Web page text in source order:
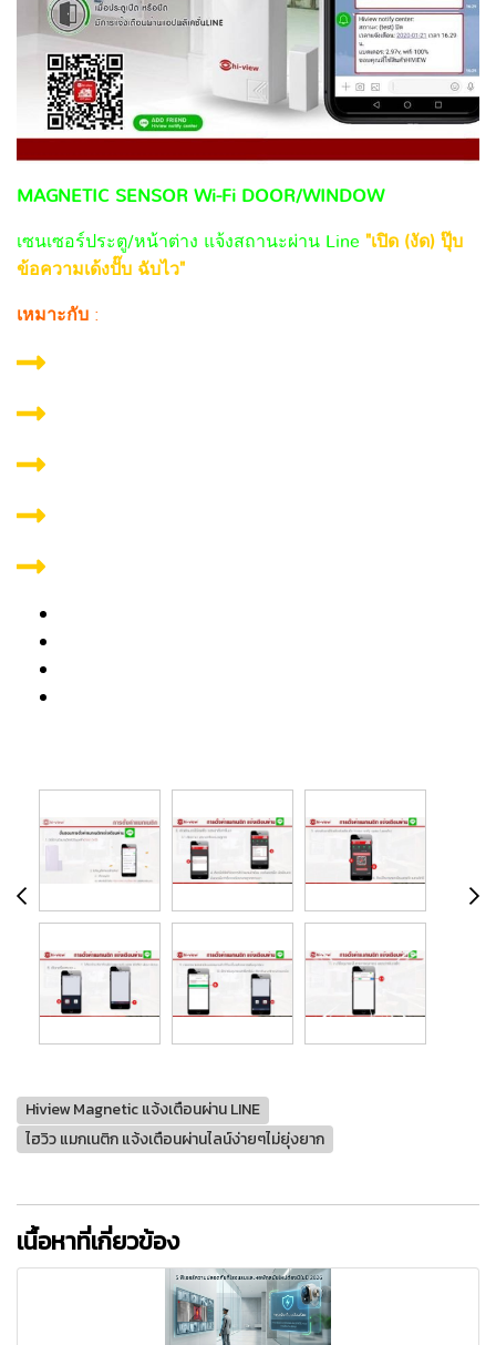
MAGNETIC SENSOR Wi-Fi DOOR/WINDOW
เซนเซอร์ประตู/หน้าต่าง แจ้งสถานะผ่าน Line "เปิด (งัด) ปุ๊บ
ข้อความเด้งปั๊บ ฉับไว"
เหมาะกับ :
Hiview Magnetic แจ้งเตือนผ่าน LINE
ไฮวิว แมกเนติก แจ้งเตือนผ่านไลน์ง่ายๆไม่ยุ่งยาก
เนื้อหาที่เกี่ยวข้อง